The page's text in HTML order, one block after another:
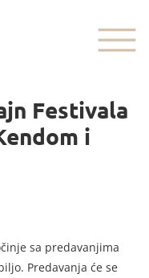
Festivala
i
sa predavanjima
Predavanja će se